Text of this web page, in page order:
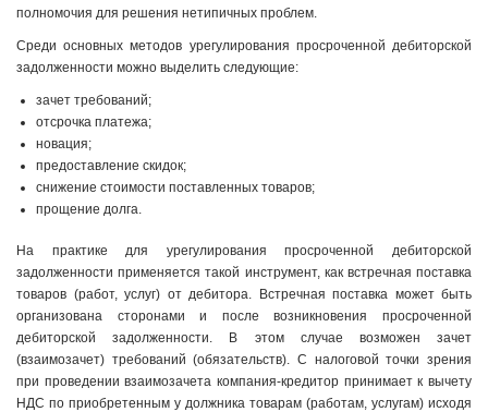
полномочия для решения нетипичных проблем.
Среди основных методов урегулирования просроченной дебиторской
задолженности можно выделить следующие:
зачет требований;
отсрочка платежа;
новация;
предоставление скидок;
снижение стоимости поставленных товаров;
прощение долга.
На практике для урегулирования просроченной дебиторской
задолженности применяется такой инструмент, как встречная поставка
товаров (работ, услуг) от дебитора. Встречная поставка может быть
организована сторонами и после возникновения просроченной
дебиторской задолженности. В этом случае возможен зачет
(взаимозачет) требований (обязательств). С налоговой точки зрения
при проведении взаимозачета компания-кредитор принимает к вычету
НДС по приобретенным у должника товарам (работам, услугам) исходя